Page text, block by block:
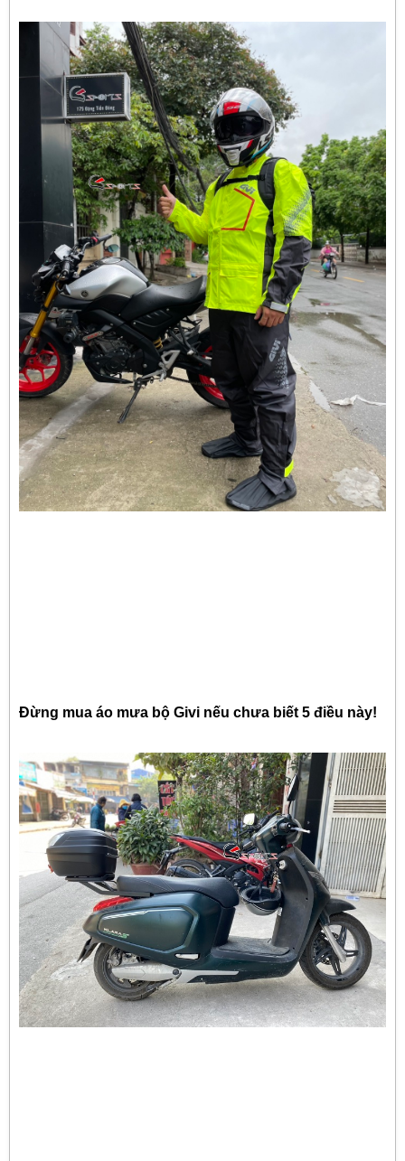
Đừng mua áo mưa bộ Givi nếu chưa biết 5 điều này!